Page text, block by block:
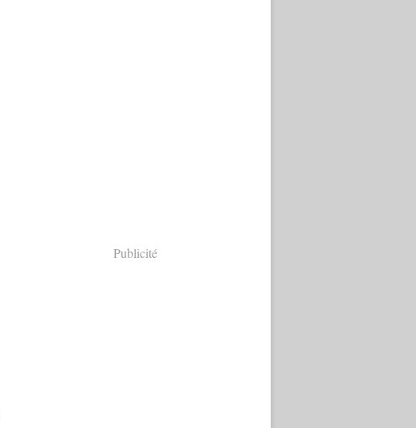
Publicité